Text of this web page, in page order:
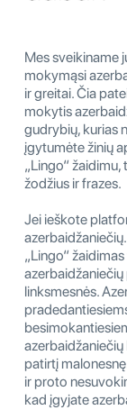
Mes sveikiname
mokymąsi
ir greitai. Čia
mokytis
gudrybių, kurias
įgytumėte žinių
„Lingo“
žodžius ir frazes.
Jei ieškote
„Lingo“
linksmesnės.
patirtį
ir proto
kad įgyjate